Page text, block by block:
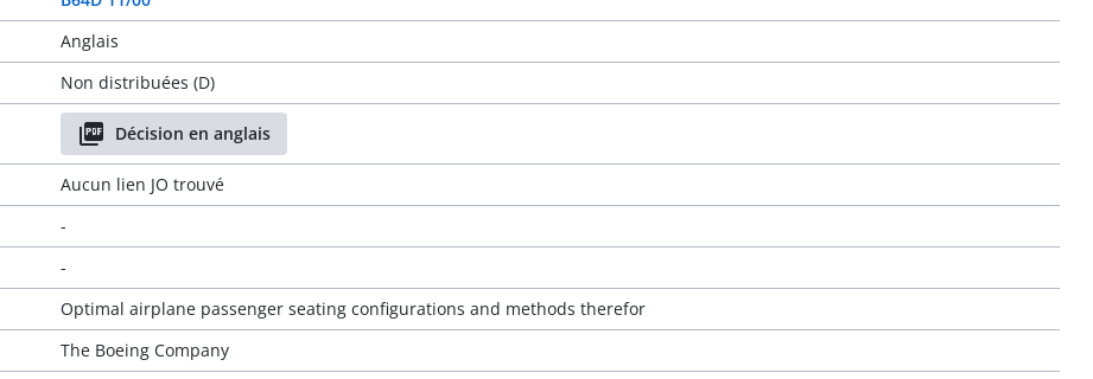
Anglais
Non distribuées (D)
Décision en anglais
Aucun lien JO trouvé
-
-
Optimal airplane passenger seating configurations and methods therefor
The Boeing Company